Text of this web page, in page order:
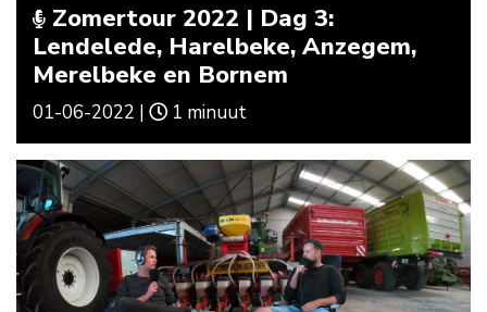
Zomertour 2022 | Dag 3:
Lendelede, Harelbeke, Anzegem,
Merelbeke en Bornem
01-06-2022 | 1 minuut